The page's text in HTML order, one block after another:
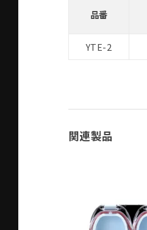
品番
YTE-2
関連製品